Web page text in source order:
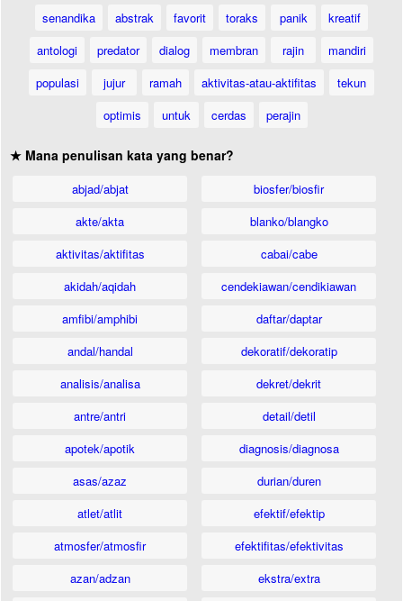
senandika
abstrak favorit toraks panik
kreatif
antologi
predator dialog membran rajin
mandiri
populasi
jujur ramah aktivitas-atau-aktifitas
tekun
optimis
untuk cerdas perajin
★ Mana penulisan kata yang benar?
abjad/abjat
akte/akta
aktivitas/aktifitas
akidah/aqidah
amfibi/amphibi
andal/handal
analisis/analisa
antre/antri
apotek/apotik
asas/azaz
atlet/atlit
atmosfer/atmosfir
azan/adzan
biosfer/biosfir
blanko/blangko
cabai/cabe
cendekiawan/cendikiawan
daftar/daptar
dekoratif/dekoratip
dekret/dekrit
detail/detil
diagnosis/diagnosa
durian/duren
efektif/efektip
efektifitas/efektivitas
ekstra/extra